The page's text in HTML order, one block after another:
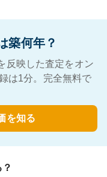
築何年？
反映した査定をオン
は1分。完全無料で
を知る